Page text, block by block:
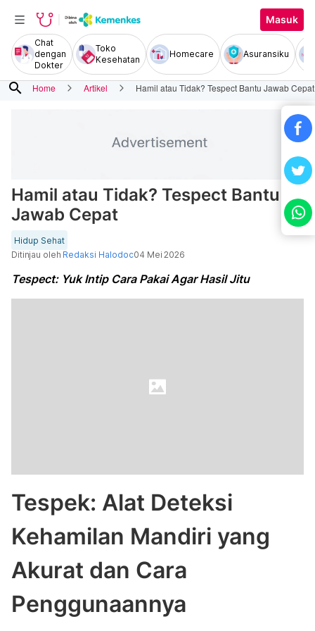
Masuk
Chat
dengan
Dokter
Toko
Kesehatan
Homecare Asuransiku
search Home Artikel Hamil atau Tidak? Tespect Bantu Jawab Cepat
Hamil atau Tidak? Tespect Bantu
Jawab Cepat
Hidup Sehat
Ditinjau oleh Redaksi Halodoc04 Mei 2026
Tespect: Yuk Intip Cara Pakai Agar Hasil Jitu
Tespek: Alat Deteksi
Kehamilan Mandiri yang
Akurat dan Cara
Penggunaannya